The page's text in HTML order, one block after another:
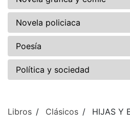
Novela policiaca
Poesía
Política y sociedad
Libros Clásicos HIJAS Y